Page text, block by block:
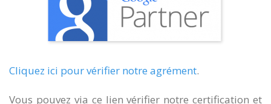
Cliquez ici pour vérifier notre agrément.
Vous pouvez via ce lien vérifier notre certification et